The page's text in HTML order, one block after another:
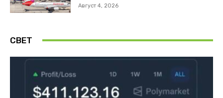
Август 4, 2026
СВЕТ